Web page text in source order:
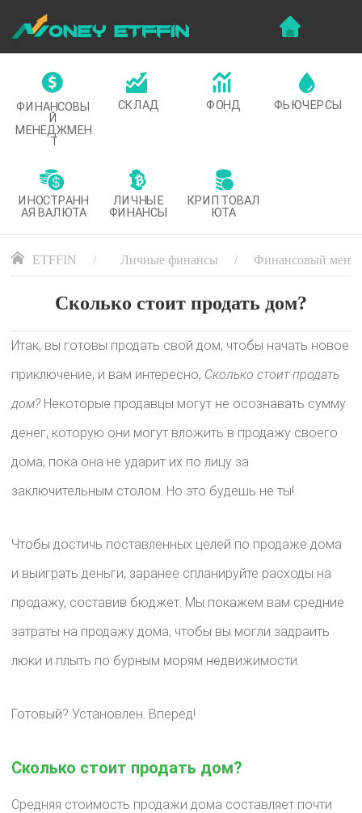
ФИНАНСОВЫ
Й
МЕНЕДЖМЕН
Т
СКЛАД ФОНД ФЬЮЧЕРСЫ
ИНОСТРАНН
АЯ ВАЛЮТА
ЛИЧНЫЕ
ФИНАНСЫ
КРИПТОВАЛ
ЮТА
ETFFIN Личные финансы Финансовый
Сколько стоит продать дом?
Итак, вы готовы продать свой дом, чтобы начать новое
приключение, и вам интересно, Сколько стоит продать
дом? Некоторые продавцы могут не осознавать сумму
денег, которую они могут вложить в продажу своего
дома, пока она не ударит их по лицу за
заключительным столом. Но это будешь не ты!
Чтобы достичь поставленных целей по продаже дома
и выиграть деньги, заранее спланируйте расходы на
продажу, составив бюджет. Мы покажем вам средние
затраты на продажу дома, чтобы вы могли задраить
люки и плыть по бурным морям недвижимости.
Готовый? Установлен. Вперёд!
Сколько стоит продать дом?
Средняя стоимость продажи дома составляет почти